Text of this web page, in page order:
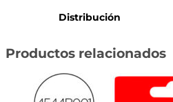
Distribución
Productos relacionados